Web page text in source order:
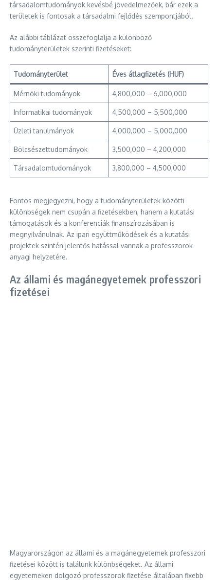
társadalomtudományok kevésbé jövedelmezőek, bár ezek a
területek is fontosak a társadalmi fejlődés szempontjából.
Az alábbi táblázat összefoglalja a különböző
tudományterületek szerinti fizetéseket:
Tudományterület Éves átlagfizetés (HUF)
Mérnöki tudományok 4,800,000 – 6,000,000
Informatikai tudományok 4,500,000 – 5,500,000
Üzleti tanulmányok 4,000,000 – 5,000,000
Bölcsészettudományok 3,500,000 – 4,200,000
Társadalomtudományok 3,800,000 – 4,500,000
Fontos megjegyezni, hogy a tudományterületek közötti
különbségek nem csupán a fizetésekben, hanem a kutatási
támogatások és a konferenciák finanszírozásában is
megnyilvánulnak. Az ipari együttműködések és a kutatási
projektek szintén jelentős hatással vannak a professzorok
anyagi helyzetére.
Az állami és magánegyetemek professzori
fizetései
Magyarországon az állami és a magánegyetemek professzori
fizetései között is találunk különbségeket. Az állami
egyetemeken dolgozó professzorok fizetése általában fixebb